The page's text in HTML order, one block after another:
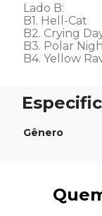
Lado B:
B1. Hell-Cat
B2. Crying
B3. Polar
B4. Yellow
Gênero